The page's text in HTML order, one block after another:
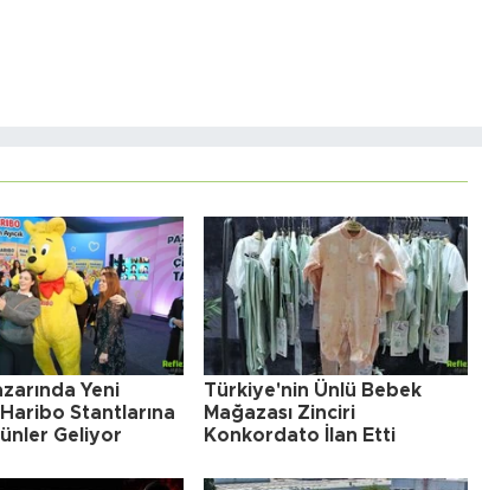
Yeni
Stantlarına
Geliyor
Türkiye'nin Ünlü Bebek
Mağazası Zinciri
Konkordato İlan Etti